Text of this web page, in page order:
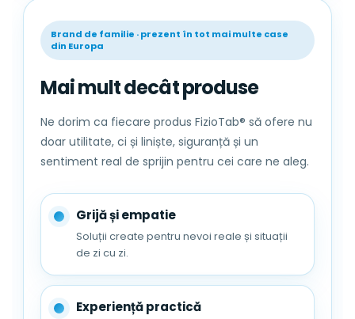
Brand de familie · prezent în tot mai multe case
din Europa
Mai mult decât produse
Ne dorim ca fiecare produs FizioTab® să ofere nu
doar utilitate, ci și liniște, siguranță și un
sentiment real de sprijin pentru cei care ne aleg.
Grijă și empatie
Soluții create pentru nevoi reale și situații
de zi cu zi.
Experiență practică